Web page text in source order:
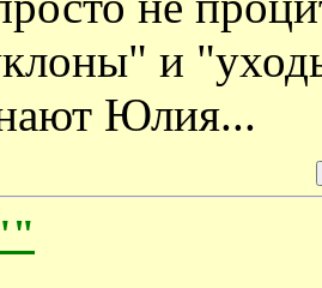
и
Юлия...